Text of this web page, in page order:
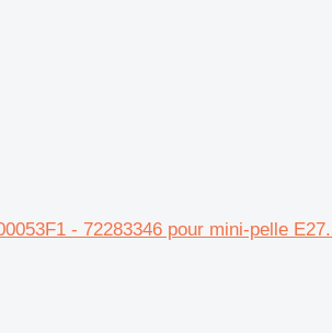
- 72283346 pour mini-pelle